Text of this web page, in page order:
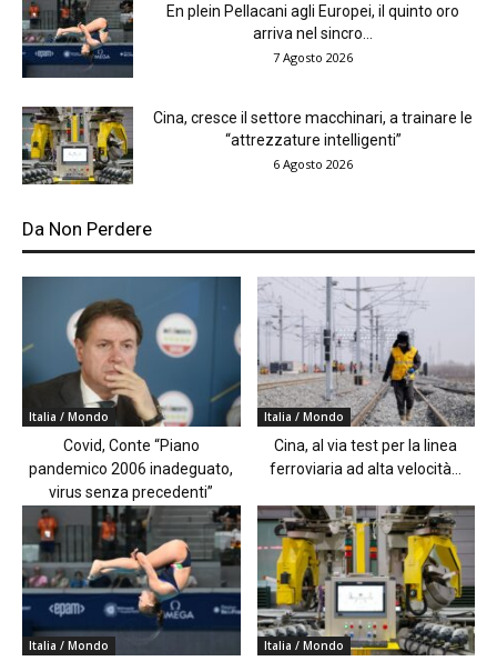
En plein Pellacani agli Europei, il quinto oro
arriva nel sincro...
7 Agosto 2026
Cina, cresce il settore macchinari, a trainare le
“attrezzature intelligenti”
6 Agosto 2026
Da Non Perdere
Italia / Mondo
Covid, Conte “Piano
pandemico 2006 inadeguato,
virus senza precedenti”
Italia / Mondo
Cina, al via test per la linea
ferroviaria ad alta velocità...
Italia / Mondo Italia / Mondo